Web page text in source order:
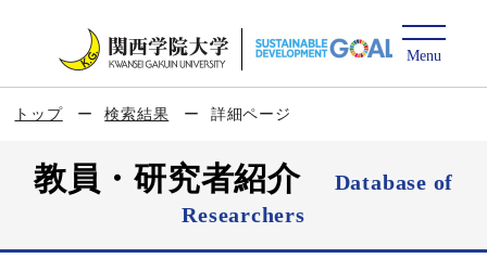
トップ 検索結果 詳細ページ
教員・研究者紹介
Database of
Researchers